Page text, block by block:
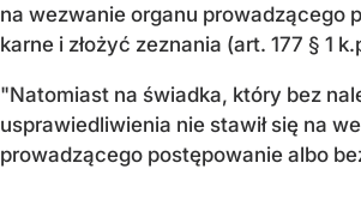
na wezwanie organu prowadzącego
karne i złożyć zeznania (art. 177 § 1
"Natomiast na świadka, który bez
usprawiedliwienia nie stawił się na
prowadzącego postępowanie albo